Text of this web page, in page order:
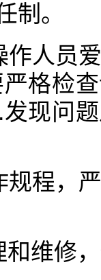
制。
作人员
格检
现问
规程，
维修